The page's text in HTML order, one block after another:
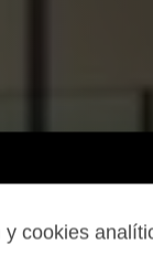
cookies